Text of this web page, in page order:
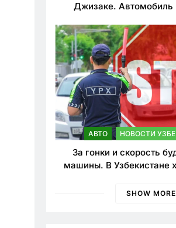
Джизаке. Автомобиль
АВТО НОВОСТИ
За гонки и скорость
машины. В Узбекистане
SHOW MORE